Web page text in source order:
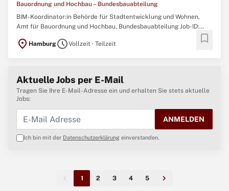
Bauordnung und Hochbau – Bundesbauabteilung
BIM-Koordinator:in Behörde für Stadtentwicklung und Wohnen,
Amt für Bauordnung und Hochbau, Bundesbauabteilung Job-ID:
Vollzeit/Teilzeit (unbefristet) Bezahlung: EGr. 9a TV-L
location_on HamburgscheduleVollzeit · Teilzeit bookmark
Aktuelle Jobs per E-Mail
Tragen Sie Ihre E-Mail-Adresse ein und erhalten Sie stets aktuelle
Jobs:
ANMELDEN
Ich bin mit der Datenschutzerklärung einverstanden.
1 2 3 4 5